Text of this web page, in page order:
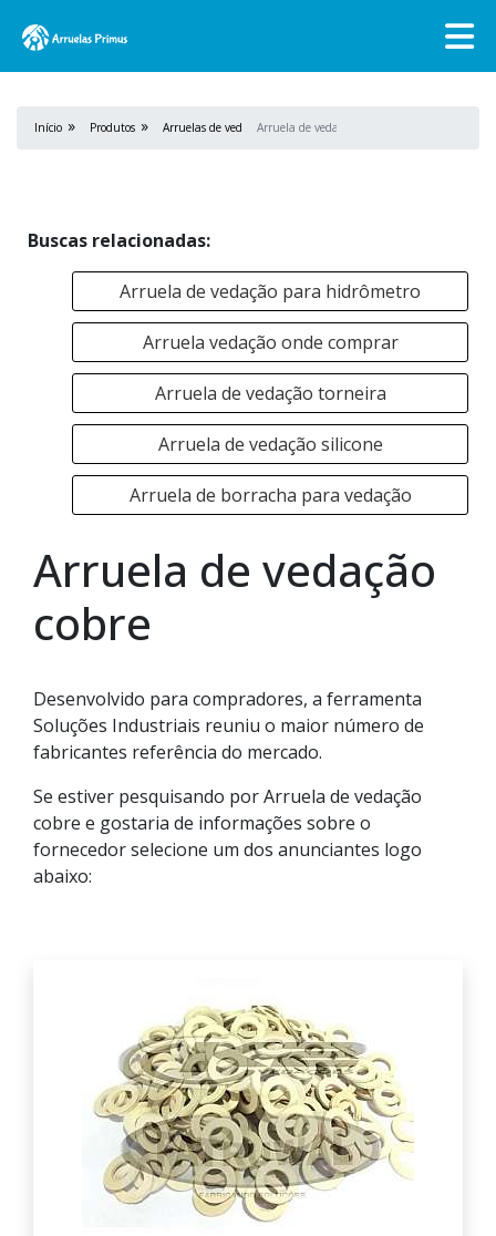
Início Produtos Arruelas de vedaçãoArruela de vedação cobre
Buscas relacionadas:
Arruela de vedação para hidrômetro
Arruela vedação onde comprar
Arruela de vedação torneira
Arruela de vedação silicone
Arruela de borracha para vedação
Arruela de vedação
cobre
Desenvolvido para compradores, a ferramenta
Soluções Industriais reuniu o maior número de
fabricantes referência do mercado.
Se estiver pesquisando por Arruela de vedação
cobre e gostaria de informações sobre o
fornecedor selecione um dos anunciantes logo
abaixo: